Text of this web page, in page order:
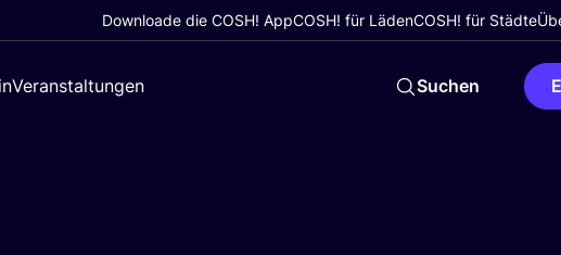
Downloade die COSH! AppCOSH! für LädenCOSH! für Städte
Veranstaltungen Suchen